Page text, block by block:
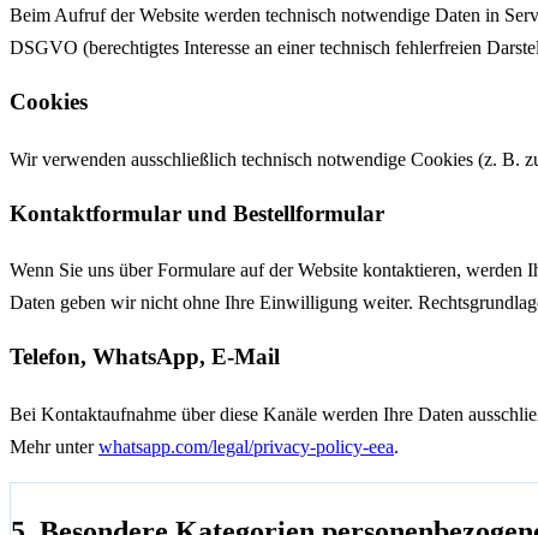
Beim Aufruf der Website werden technisch notwendige Daten in
DSGVO (berechtigtes Interesse an einer technisch fehlerfreien
Cookies
Wir verwenden ausschließlich technisch notwendige Cookies (z. B.
Kontaktformular und Bestellformular
Wenn Sie uns über Formulare auf der Website kontaktieren,
Daten geben wir nicht ohne Ihre Einwilligung weiter.
Telefon, WhatsApp, E-Mail
Bei Kontaktaufnahme über diese Kanäle werden Ihre Daten
Mehr unterwhatsapp.com/legal/privacy-policy-eea.